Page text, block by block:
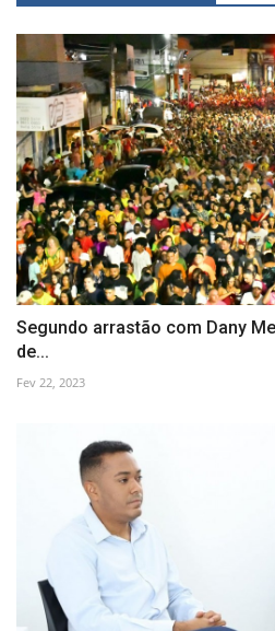
Segundo arrastão com Dany
de...
Fev 22, 2023